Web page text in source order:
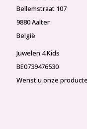
Bellemstraat 107
9880 Aalter
België
Juwelen 4 Kids
BE0739476530
Wenst u onze